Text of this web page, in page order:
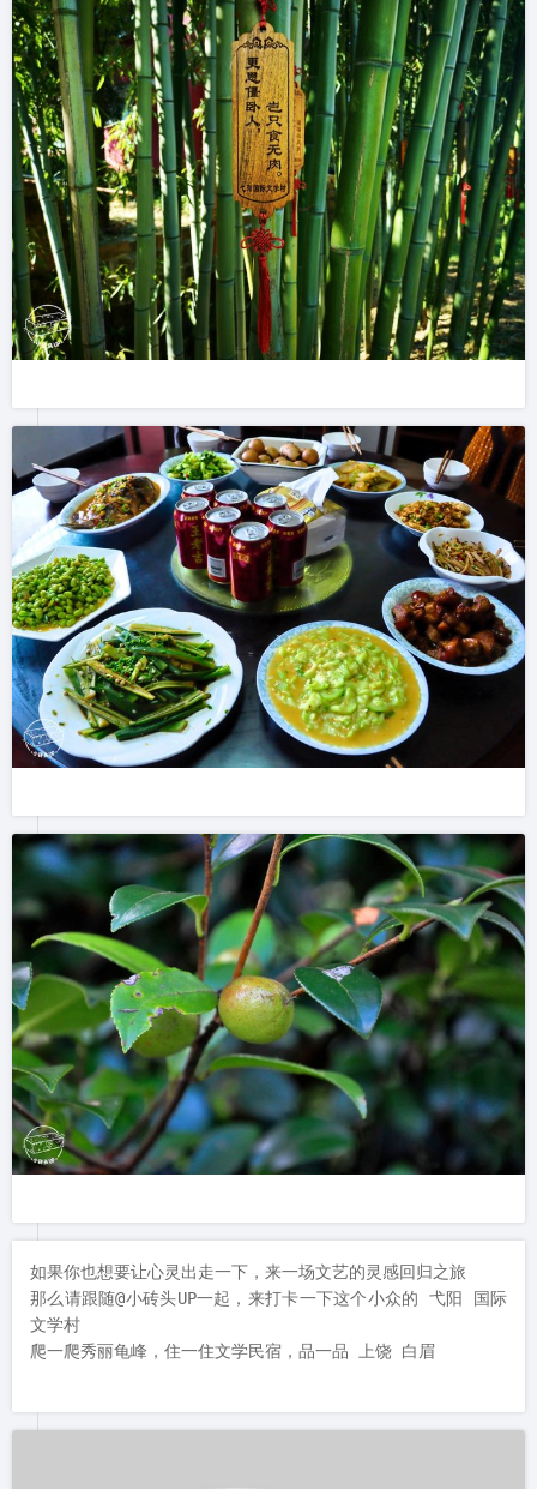
如果你也想要让心灵出走一下，来一场文艺的灵感回归之旅
那么请跟随@小砖头UP一起，来打卡一下这个小众的 弋阳 国际
文学村
爬一爬秀丽龟峰，住一住文学民宿，品一品 上饶 白眉